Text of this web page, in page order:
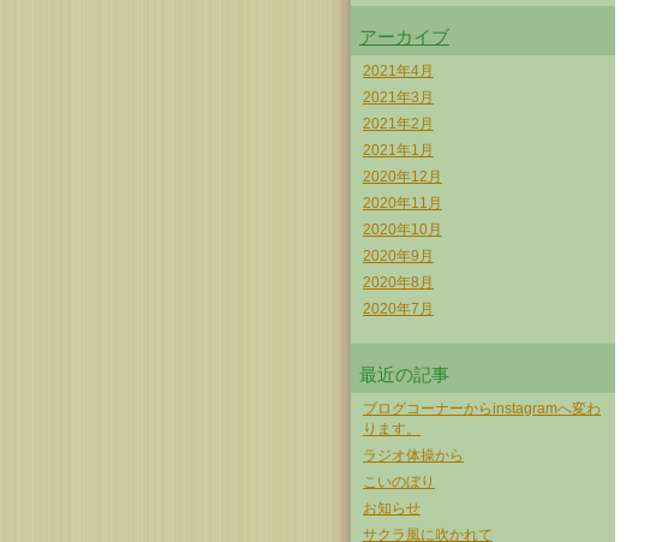
アーカイブ
2021年4月
2021年3月
2021年2月
2021年1月
2020年12月
2020年11月
2020年10月
2020年9月
2020年8月
2020年7月
最近の記事
ブログコーナーからinstagramへ変わ
ります。
ラジオ体操から
こいのぼり
お知らせ
サクラ風に吹かれて